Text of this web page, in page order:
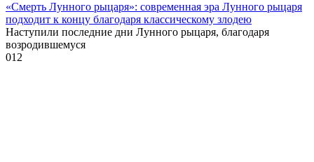
«Смерть Лунного рыцаря»: современная эра Лунного рыцаря
подходит к концу благодаря классическому злодею
Наступили последние дни Лунного рыцаря, благодаря
возродившемуся
012